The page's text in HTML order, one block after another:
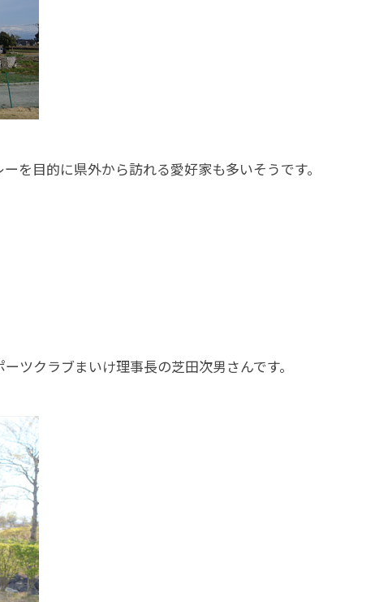
目的に県外から訪れる愛好家も多いそうです。
ツクラブまいけ理事長の芝田次男さんです。